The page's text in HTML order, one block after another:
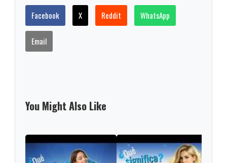
Facebook X Reddit WhatsApp
Email
You Might Also Like